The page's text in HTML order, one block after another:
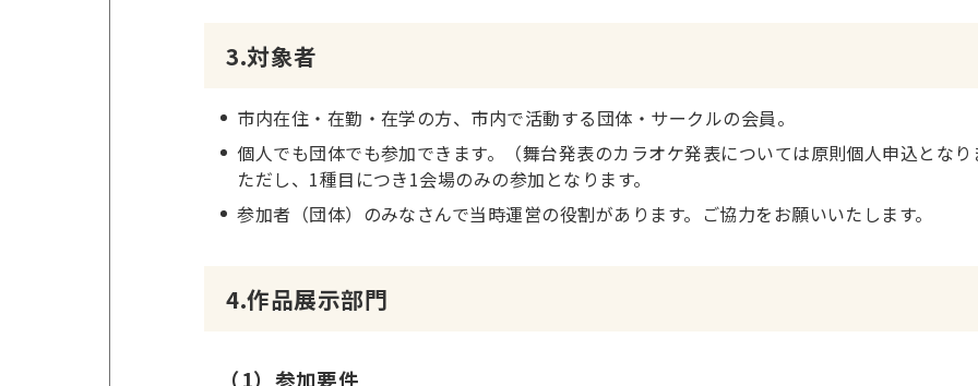
3.対象者
市内在住・在勤・在学の方、市内で活動する団体・サークルの会員。
個人でも団体でも参加できます。（舞台発表のカラオケ発表については原則個人申込となり
ただし、1種目につき1会場のみの参加となります。
参加者（団体）のみなさんで当時運営の役割があります。ご協力をお願いいたします。
4.作品展示部門
（1）参加要件